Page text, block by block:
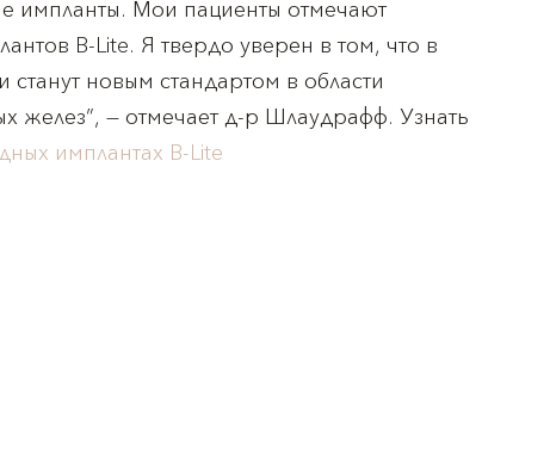
импланты. Мои пациенты отмечают
B-Lite. Я твердо уверен в том, что в
новым стандартом в области
желез”, — отмечает д-р Шлаудрафф. Узнать
имплантах B-Lite